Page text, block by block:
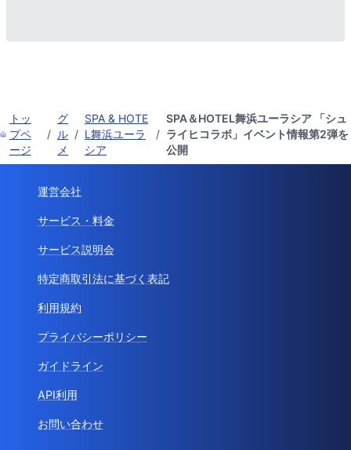
トッ
プペ
ージ
/
グ
ル
メ
/
SPA & HOTE
L舞浜ユーラ
シア
/
SPA＆HOTEL舞浜ユーラシア 「シュ
ライヒコラボ」イベント情報第2弾を
公開
運営会社
サービス・料金
サービス説明会
特定商取引法に基づく表記
利用規約
プライバシーポリシー
ガイドライン
API利用
お問い合わせ